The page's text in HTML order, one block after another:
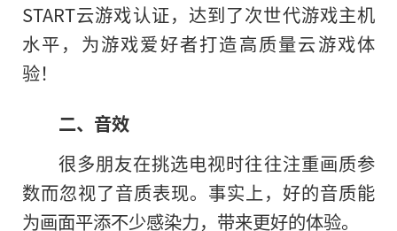
START云游戏认证，达到了次世代游戏主机
水平，为游戏爱好者打造高质量云游戏体
验！
二、音效
很多朋友在挑选电视时往往注重画质参
数而忽视了音质表现。事实上，好的音质能
为画面平添不少感染力，带来更好的体验。